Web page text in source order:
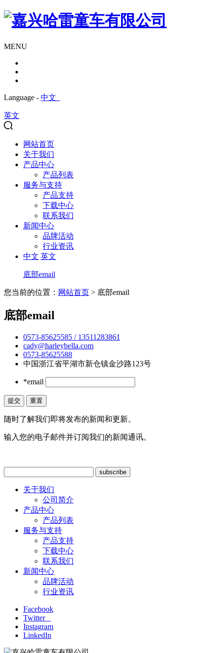
MENU
Language - 中文
英文
网站首页
关于我们
产品中心
产品列表
服务与支持
产品支持
下载中心
联系我们
新闻中心
品牌活动
行业资讯
中文 英文
底部email
您当前的位置： 网站首页 > 底部email
底部email
0573-85625585 / 13511283861
cady@harleybella.com
0573-85625588
中国浙江省平湖市新仓镇金沙路123号
*email
随时了解我们即将发布的新闻和更新。
输入您的电子邮件并订阅我们的新闻通讯。
关于我们
公司简介
产品中心
产品列表
服务与支持
产品支持
下载中心
联系我们
新闻中心
品牌活动
行业资讯
Facebook
Twitter
Instagram
LinkedIn